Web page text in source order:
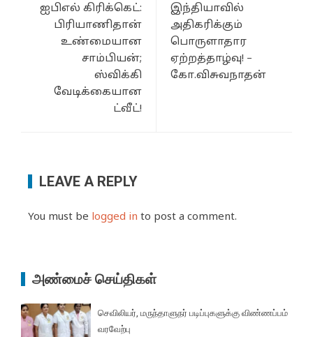
ஐபிஎல் கிரிக்கெட்:
பிரியாணிதான்
உண்மையான
சாம்பியன்;
ஸ்விக்கி
வேடிக்கையான
ட்வீட்!
இந்தியாவில்
அதிகரிக்கும்
பொருளாதார
ஏற்றத்தாழ்வு! –
கோ.விசுவநாதன்
LEAVE A REPLY
You must be logged in to post a comment.
அண்மைச் செய்திகள்
செவிலியர், மருந்தாளுநர் படிப்புகளுக்கு விண்ணப்பம்
வரவேற்பு